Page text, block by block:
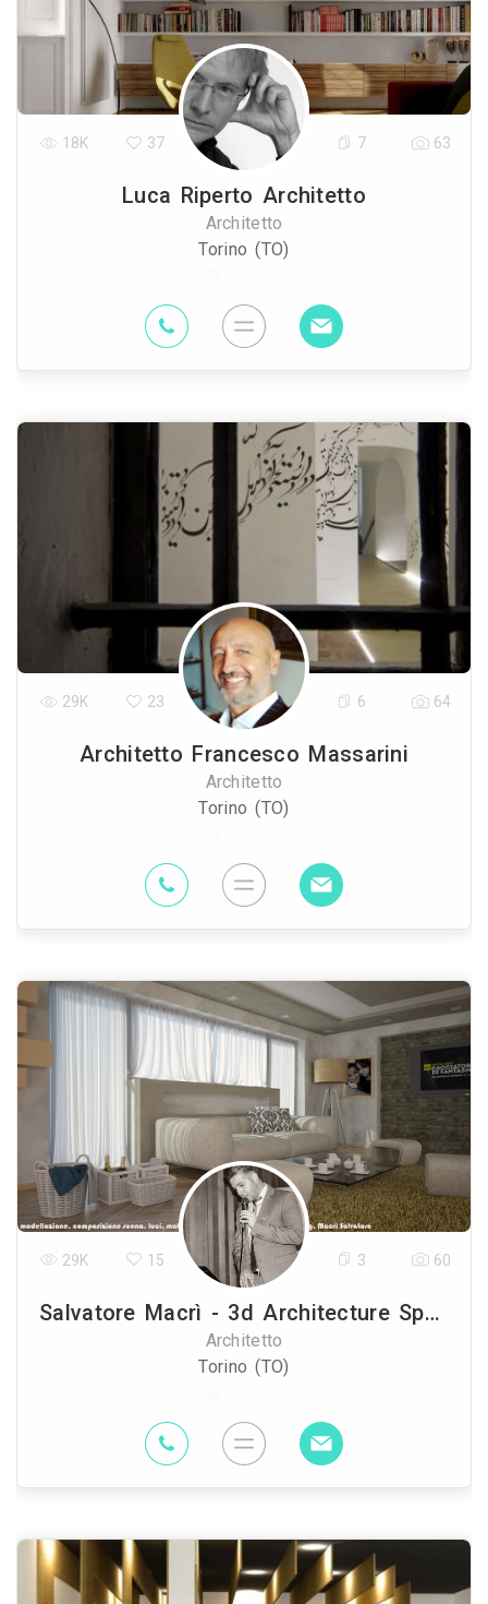
Luca Riperto Architetto
Architetto
Torino (TO)
18K 37 7 63
Architetto Francesco Massarini
Architetto
Torino (TO)
29K 23 6 64
Salvatore Macrì - 3d Architecture Specialist
Architetto
Torino (TO)
29K 15 3 60